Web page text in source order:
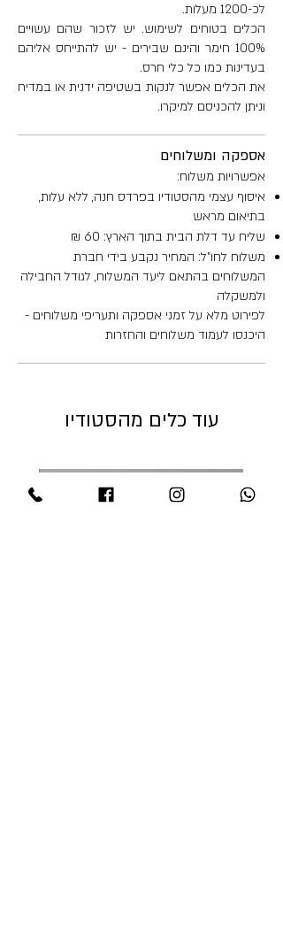
לכ-1200 מעלות.
הכלים בטוחים לשימוש. יש לזכור שהם עשויים
100% חימר והינם שבירים - יש להתייחס אליהם
בעדינות כמו כל כלי חרס.
את הכלים אפשר לנקות בשטיפה ידנית או במדיח
וניתן להכניסם למיקרו.
אספקה ומשלוחים
אפשרויות משלוח:
איסוף עצמי מהסטודיו בפרדס חנה, ללא עלות,
בתיאום מראש
שליח עד דלת הבית בתוך הארץ: 60 ₪
משלוח לחו"ל: המחיר נקבע בידי חברת
המשלוחים בהתאם ליעד המשלוח, לגודל החבילה
ולמשקלה
לפירוט מלא על זמני אספקה ותעריפי משלוחים -
היכנסו לעמוד משלוחים והחזרות
עוד כלים מהסטודיו